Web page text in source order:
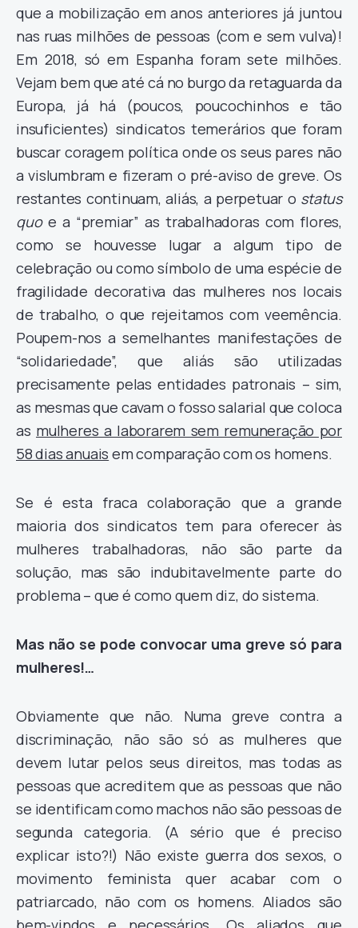
que a mobilização em anos anteriores já juntou
nas ruas milhões de pessoas (com e sem vulva)!
Em 2018, só em Espanha foram sete milhões.
Vejam bem que até cá no burgo da retaguarda da
Europa, já há (poucos, poucochinhos e tão
insuficientes) sindicatos temerários que foram
buscar coragem política onde os seus pares não
a vislumbram e fizeram o pré-aviso de greve. Os
restantes continuam, aliás, a perpetuar o status
quoe a “premiar” as trabalhadoras com flores,
como se houvesse lugar a algum tipo de
celebração ou como símbolo de uma espécie de
fragilidade decorativa das mulheres nos locais
de trabalho, o que rejeitamos com veemência.
Poupem-nos a semelhantes manifestações de
“solidariedade”, que aliás são utilizadas
precisamente pelas entidades patronais – sim,
as mesmas que cavam o fosso salarial que coloca
as mulheres a laborarem sem remuneração por
58 dias anuais em comparação com os homens.
Se é esta fraca colaboração que a grande
maioria dos sindicatos tem para oferecer às
mulheres trabalhadoras, não são parte da
solução, mas são indubitavelmente parte do
problema – que é como quem diz, do sistema.
Mas não se pode convocar uma greve só para
mulheres!…
Obviamente que não. Numa greve contra a
discriminação, não são só as mulheres que
devem lutar pelos seus direitos, mas todas as
pessoas que acreditem que as pessoas que não
se identificam como machos não são pessoas de
segunda categoria. (A sério que é preciso
explicar isto?!) Não existe guerra dos sexos, o
movimento feminista quer acabar com o
patriarcado, não com os homens. Aliados são